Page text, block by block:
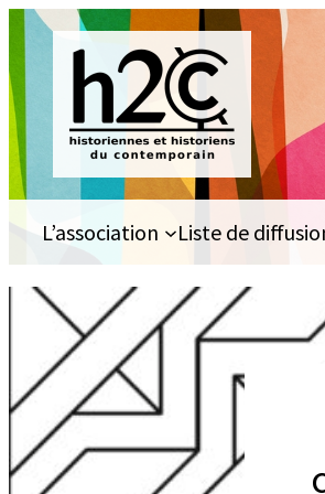
Aller
au
contenu
L’association Liste de